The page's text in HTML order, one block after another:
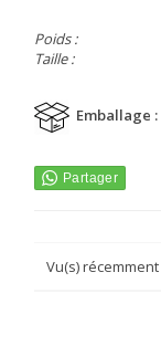
Poids :
Taille :
Emballage :
Vu(s) récemment